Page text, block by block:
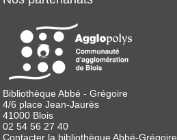
Bibliothèque Abbé - Grégoire
4/6 place Jean-Jaurès
41000 Blois
02 54 56 27 40
Contacter la bibliothèque Abbé-Grégoire